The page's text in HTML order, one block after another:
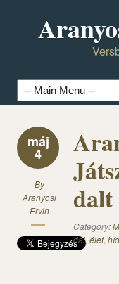
máj
4
By
Aranyosi
Ervin
dalt
Category:
dal, élet, híd